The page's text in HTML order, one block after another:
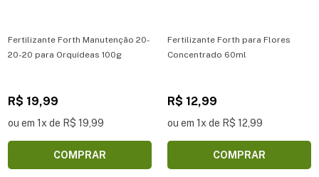
Fertilizante Forth Manutenção 20-
20-20 para Orquídeas 100g
R$ 19,99
ou em 1x de R$ 19,99
COMPRAR
Fertilizante Forth para Flores
Concentrado 60ml
R$ 12,99
ou em 1x de R$ 12,99
COMPRAR